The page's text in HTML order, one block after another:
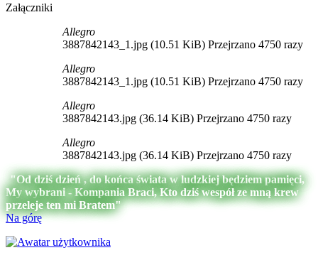
Załączniki
Allegro
3887842143_1.jpg (10.51 KiB) Przejrzano 4750 razy
Allegro
3887842143_1.jpg (10.51 KiB) Przejrzano 4750 razy
Allegro
3887842143.jpg (36.14 KiB) Przejrzano 4750 razy
Allegro
3887842143.jpg (36.14 KiB) Przejrzano 4750 razy
"Od dziś dzień , do końca świata w ludzkiej będziem pamięci,
My wybrani - Kompania Braci, Kto dziś wespół ze mną krew
przeleje ten mi Bratem"
Na górę